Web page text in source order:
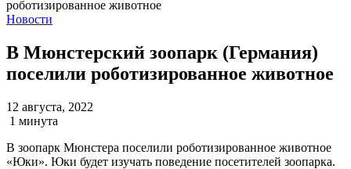
Новости
В Мюнстерский зоопарк (Германия)
поселили роботизированное животное
12 августа, 2022
1 минута
В зоопарк Мюнстера поселили роботизированное животное
«Юки». Юки будет изучать поведение посетителей зоопарка.